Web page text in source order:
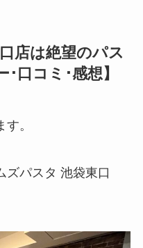
店は絶望のパス
口コミ･感想】
。
ズパスタ 池袋東口